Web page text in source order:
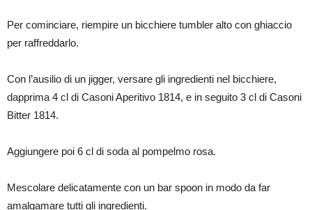
Per cominciare, riempire un bicchiere tumbler alto con ghiaccio
per raffreddarlo.
Con l’ausilio di un jigger, versare gli ingredienti nel bicchiere,
dapprima 4 cl di Casoni Aperitivo 1814, e in seguito 3 cl di Casoni
Bitter 1814.
Aggiungere poi 6 cl di soda al pompelmo rosa.
Mescolare delicatamente con un bar spoon in modo da far
amalgamare tutti gli ingredienti.